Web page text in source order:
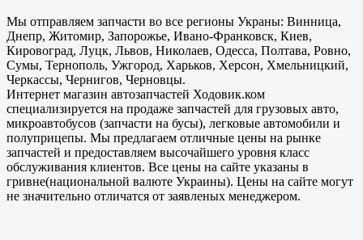
Мы отправляем запчасти во все регионы Украны: Винница,
Днепр, Житомир, Запорожье, Ивано-Франковск, Киев,
Кировоград, Луцк, Львов, Николаев, Одесса, Полтава, Ровно,
Сумы, Тернополь, Ужгород, Харьков, Херсон, Хмельницкий,
Черкассы, Чернигов, Черновцы.
Интернет магазин автозапчастей Ходовик.ком
специализируется на продаже запчастей для грузовых авто,
микроавтобусов (запчасти на бусы), легковые автомобили и
полуприцепы. Мы предлагаем отличные цены на рынке
запчастей и предоставляем высочайшего уровня класс
обслуживания клиентов. Все цены на сайте указаны в
гривне(национальной валюте Украины). Цены на сайте могут
не значительно отличатся от заявленых менеджером.